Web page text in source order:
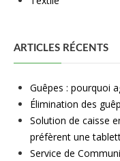
ARTICLES RÉCENTS
Guêpes : pourquoi
Élimination des
Solution de caisse
préfèrent une
Service de